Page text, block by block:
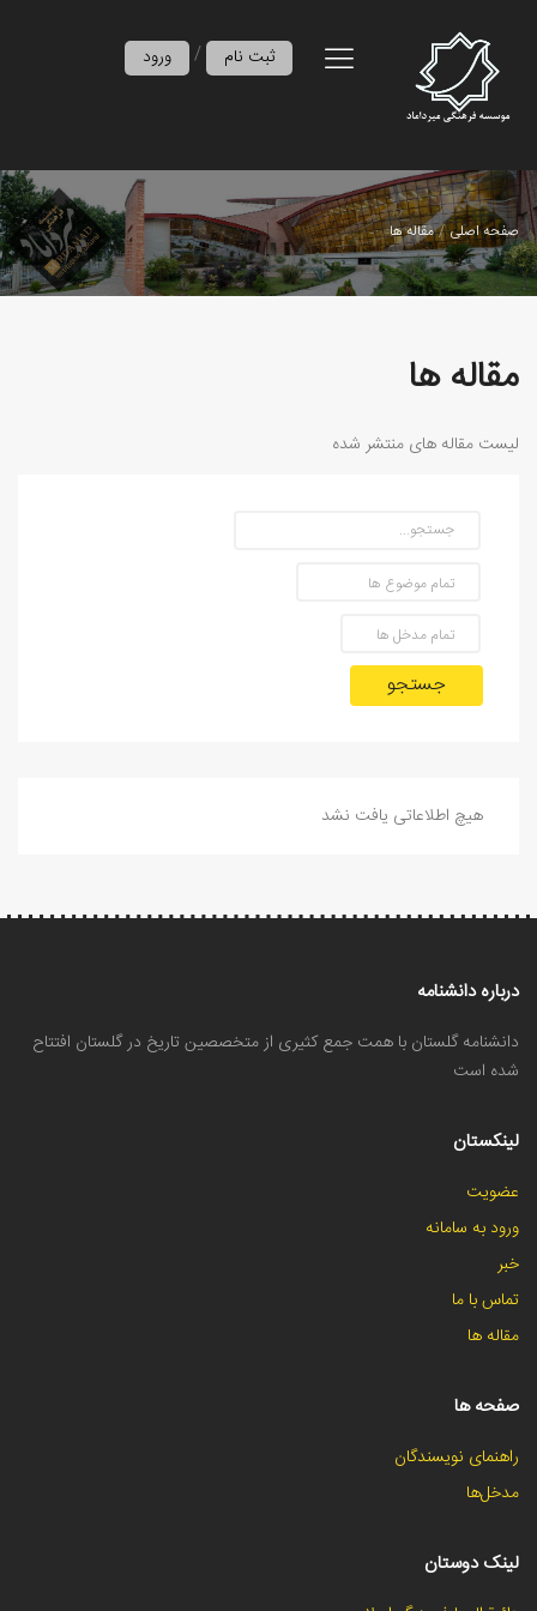
ورود / ثبت نام
صفحه اصلی مقاله ها
مقاله ها
لیست مقاله های منتشر شده
جستجو
هیچ اطلاعاتی یافت نشد
درباره دانشنامه
دانشنامه گلستان با همت جمع کثیری از متخصصین تاریخ در گلستان افتتاح
شده است
لینکستان
عضویت
ورود به سامانه
خبر
تماس با ما
مقاله ها
صفحه ها
راهنمای نویسندگان
مدخل‌ها
لینک دوستان